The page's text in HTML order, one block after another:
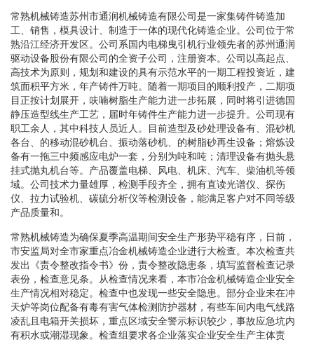
常熟机械铸造苏州市通润机械铸造有限公司是一家集铸件铸造加
工、销售，模具设计、制造于一体的现代化铸造企业。公司位于常
熟沿江经济开发区。公司系国内电梯曳引机行业领先者的苏州通润
驱动设备股份有限公司的全资子公司，注册资本。公司以高起点、
高技术为原则，规划和建设的具有示范水平的一期工程投资近，建
筑面积平方米，年产铸件万吨。随着一期项目的顺利投产，二期项
目正按计划展开，呋喃树脂生产能力进一步拓展，同时将引进德国
静压造型线生产工艺，届时年铸件生产能力进一步提升。公司现有
职工余人，其中科技人员近人。目前造型及砂处理设备有、混砂机
各台、的移动混砂机台、振动落砂机、的树脂砂再生设备；熔炼设
备有一拖三中频感应电炉一套，分别为吨和吨；清理设备有抛头悬
挂式抛丸机台等。产品覆盖电梯、风电、机床、汽车、柴油机等领
域。公司技术力量雄厚，检测手段齐全，拥有直读光谱仪、探伤
仪、拉力试验机、碳硫分析仪等检测设备，能满足客户对不同等级
产品质量和。
常熟机械铸造为确保夏季高温期间安全生产形势平稳有序，日前，
市安监局对全市家重点冶金机械铸造企业进行大检查。本次检查共
发出《责令整改指令书》份，责令整改隐患条，填写监督检查记录
表份，检查意见条。从检查情况来看，本市冶金机械铸造企业安全
生产情况相对稳定。检查中也发现一些安全隐患。部分企业未在冲
天炉等岗位配备有毒有害气体检测防护器材，有些车间内电气线路
凌乱且电箱开关损坏，重点区域安全警示标识较少，事故应急坑内
有积水或潮湿现象。检查组要求各企业落实企业安全生产主体责